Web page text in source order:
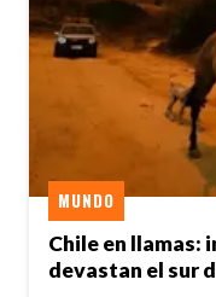
Chile en llamas:
devastan el sur
MUNDO